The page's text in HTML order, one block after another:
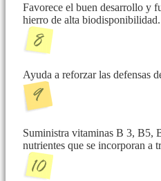
Favorece el buen desarrollo y
hierro de alta biodisponibilidad.
Ayuda a reforzar las defensas
Suministra vitaminas B 3, B5,
nutrientes que se incorporan a